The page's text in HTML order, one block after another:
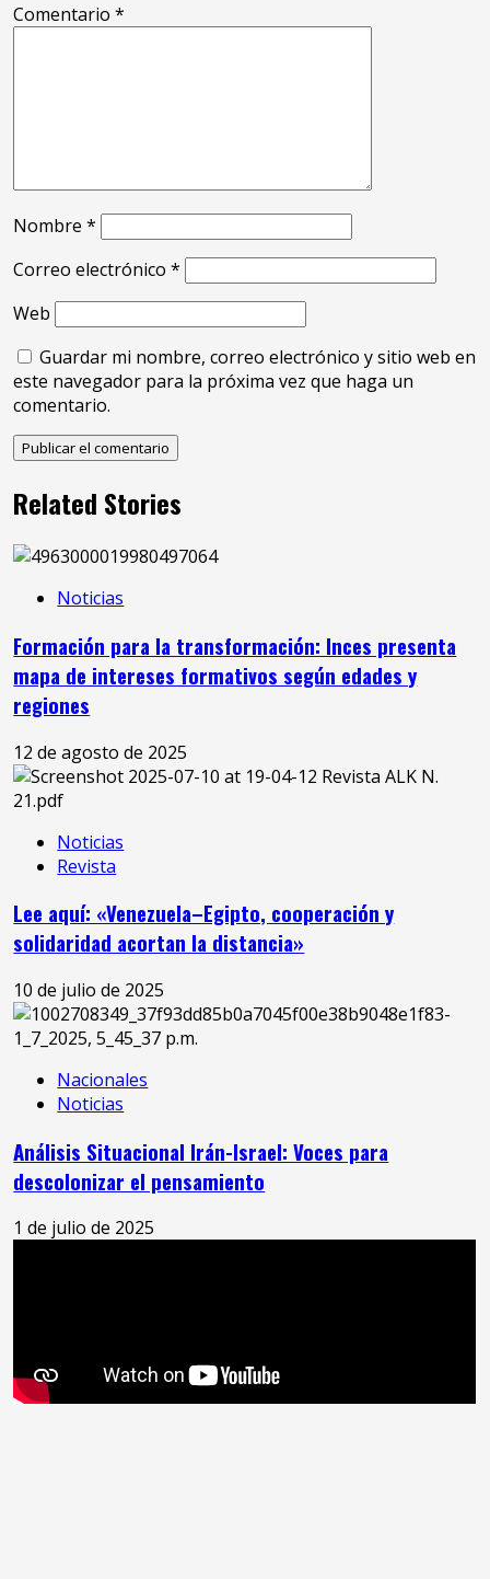
Comentario*
Nombre*
Correo electrónico*
Web
Guardar mi nombre, correo electrónico y sitio web en
este navegador para la próxima vez que haga un
comentario.
Related Stories
Noticias
Formación para la transformación: Inces presenta
mapa de intereses formativos según edades y
regiones
12 de agosto de 2025
Noticias
Revista
Lee aquí: «Venezuela–Egipto, cooperación y
solidaridad acortan la distancia»
10 de julio de 2025
Nacionales
Noticias
Análisis Situacional Irán-Israel: Voces para
descolonizar el pensamiento
1 de julio de 2025